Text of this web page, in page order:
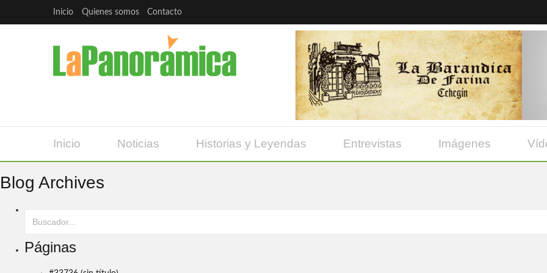
Inicio Quienes somos Contacto
Inicio Noticias Historias y Leyendas Entrevistas Imágenes
Blog Archives
Páginas